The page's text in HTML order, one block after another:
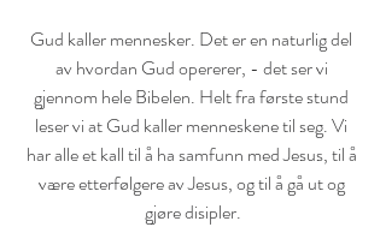
Gud kaller mennesker. Det er en naturlig del
av hvordan Gud opererer, - det ser vi
gjennom hele Bibelen. Helt fra første stund
leser vi at Gud kaller menneskene til seg. Vi
har alle et kall til å ha samfunn med Jesus, til å
være etterfølgere av Jesus, og til å gå ut og
gjøre disipler.